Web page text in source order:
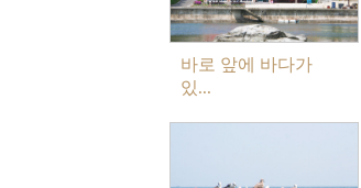
바로 앞에 바다가
있...